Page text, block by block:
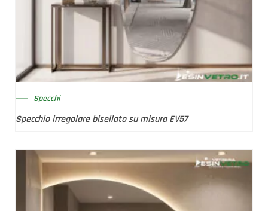
Specchi
Specchio irregolare bisellato su misura EV57